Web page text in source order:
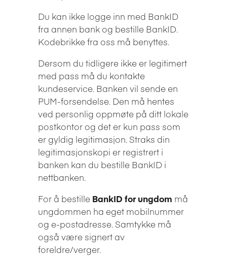
Du kan ikke logge inn med BankID
fra annen bank og bestille BankID.
Kodebrikke fra oss må benyttes.
Dersom du tidligere ikke er legitimert
med pass må du kontakte
kundeservice. Banken vil sende en
PUM-forsendelse. Den må hentes
ved personlig oppmøte på ditt lokale
postkontor og det er kun pass som
er gyldig legitimasjon. Straks din
legitimasjonskopi er registrert i
banken kan du bestille BankID i
nettbanken.
For å bestille BankID for ungdom må
ungdommen ha eget mobilnummer
og e-postadresse. Samtykke må
også være signert av
foreldre/verger.